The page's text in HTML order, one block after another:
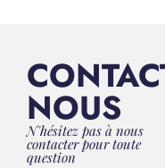
NOUS
N'hésitez pas à nous
contacter pour toute
question